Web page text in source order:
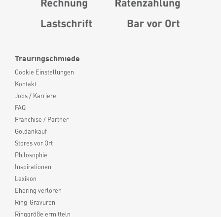
Trauringschmiede
Cookie Einstellungen
Kontakt
Jobs / Karriere
FAQ
Franchise / Partner
Goldankauf
Stores vor Ort
Philosophie
Inspirationen
Lexikon
Ehering verloren
Ring-Gravuren
Ringgröße ermitteln